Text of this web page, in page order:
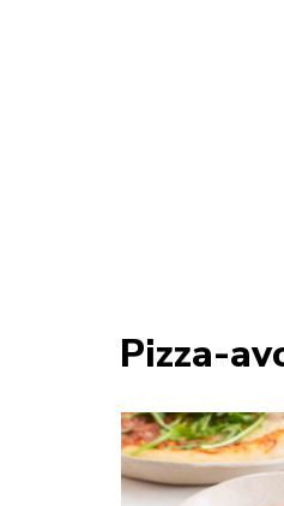
Pizza-